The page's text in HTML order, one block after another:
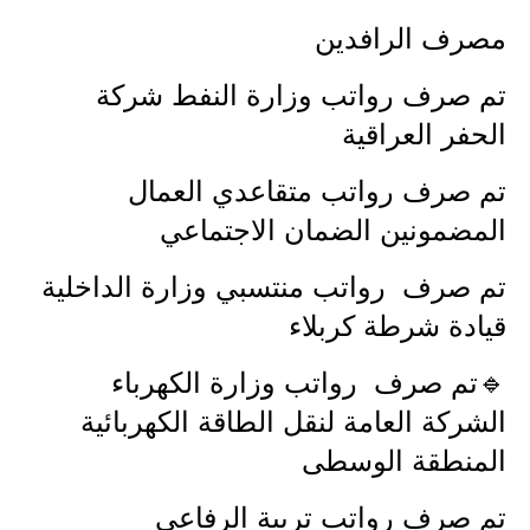
الاخبار الرياضية
اخبار وقرارات وزارة التربية
المرحلة المتوسطة
المرحلة الاعدادية
مصرف الرافدين
تم صرف رواتب وزارة النفط شركة
الحفر العراقية
تم صرف رواتب متقاعدي العمال
المضمونين الضمان الاجتماعي
تم صرف رواتب منتسبي وزارة الداخلية
قيادة شرطة كربلاء
🔹تم صرف رواتب وزارة الكهرباء
الشركة العامة لنقل الطاقة الكهربائية
المنطقة الوسطى
تم صرف رواتب تربية الرفاعي